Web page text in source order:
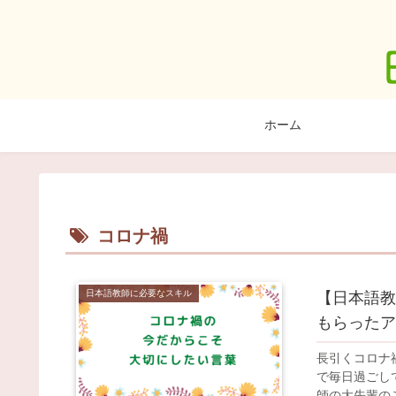
ホーム
コロナ禍
日本語教師に必要なスキル
【日本語
もらった
長引くコロナ
で毎日過ごし